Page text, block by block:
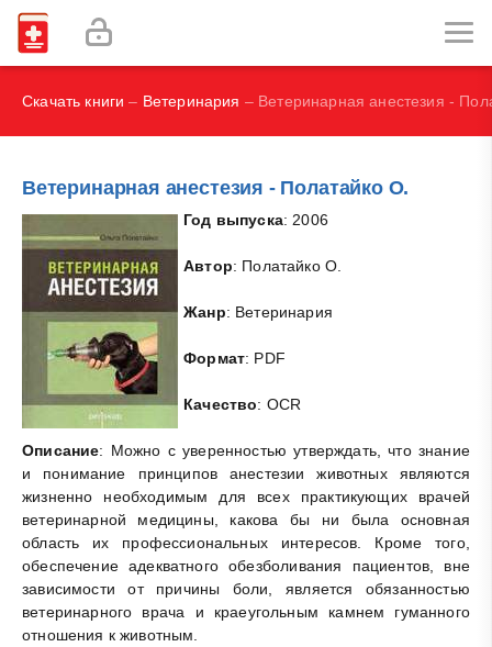
Наглядная иммунология - Бурместер Г.-Р., Пецутто А.
Labex Digital
Скачать книги – Ветеринария – Ветеринарная анестезия -
Ветеринарная анестезия - Полатайко О.
Год выпуска: 2006
Автор: Полатайко О.
Жанр: Ветеринария
Формат: PDF
Качество: OCR
Описание: Можно с уверенностью утверждать, что знание
и понимание принципов анестезии животных являются
жизненно необходимым для всех практикующих врачей
ветеринарной медицины, какова бы ни была основная
область их профессиональных интересов. Кроме того,
обеспечение адекватного обезболивания пациентов, вне
зависимости от причины боли, является обязанностью
ветеринарного врача и краеугольным камнем гуманного
отношения к животным.